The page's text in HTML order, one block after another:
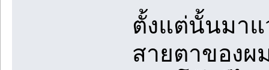
ตั้งแต่นั้นมาแ
สายตาของผ